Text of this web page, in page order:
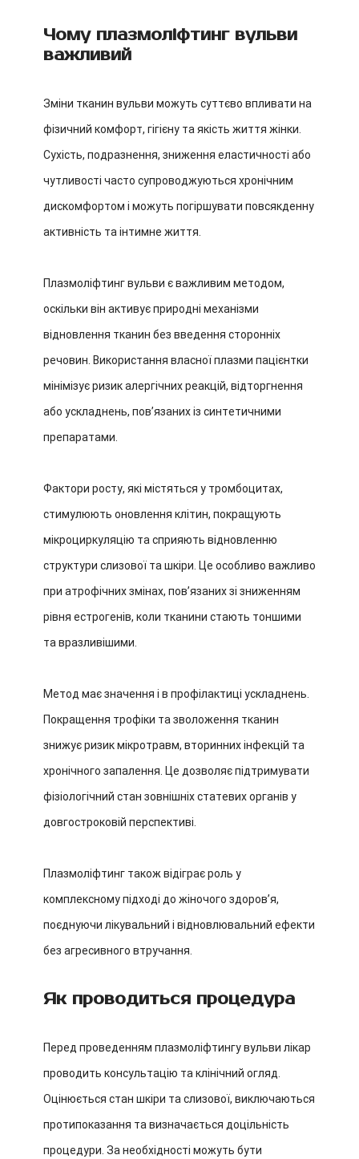
Чому плазмоліфтинг вульви
важливий
Зміни тканин вульви можуть суттєво впливати на
фізичний комфорт, гігієну та якість життя жінки.
Сухість, подразнення, зниження еластичності або
чутливості часто супроводжуються хронічним
дискомфортом і можуть погіршувати повсякденну
активність та інтимне життя.
Плазмоліфтинг вульви є важливим методом,
оскільки він активує природні механізми
відновлення тканин без введення сторонніх
речовин. Використання власної плазми пацієнтки
мінімізує ризик алергічних реакцій, відторгнення
або ускладнень, повʼязаних із синтетичними
препаратами.
Фактори росту, які містяться у тромбоцитах,
стимулюють оновлення клітин, покращують
мікроциркуляцію та сприяють відновленню
структури слизової та шкіри. Це особливо важливо
при атрофічних змінах, повʼязаних зі зниженням
рівня естрогенів, коли тканини стають тоншими
та вразливішими.
Метод має значення і в профілактиці ускладнень.
Покращення трофіки та зволоження тканин
знижує ризик мікротравм, вторинних інфекцій та
хронічного запалення. Це дозволяє підтримувати
фізіологічний стан зовнішніх статевих органів у
довгостроковій перспективі.
Плазмоліфтинг також відіграє роль у
комплексному підході до жіночого здоровʼя,
поєднуючи лікувальний і відновлювальний ефекти
без агресивного втручання.
Як проводиться процедура
Перед проведенням плазмоліфтингу вульви лікар
проводить консультацію та клінічний огляд.
Оцінюється стан шкіри та слизової, виключаються
протипоказання та визначається доцільність
процедури. За необхідності можуть бути